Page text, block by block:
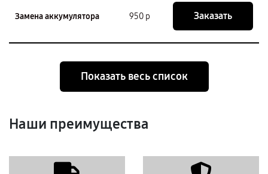
Замена аккумулятора 950 р Заказать
Показать весь список
Наши преимущества